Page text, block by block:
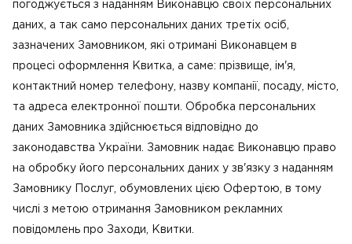
погоджується з наданням Виконавцю своїх персональних
даних, а так само персональних даних третіх осіб,
зазначених Замовником, які отримані Виконавцем в
процесі оформлення Квитка, а саме: прізвище, ім'я,
контактний номер телефону, назву компанії, посаду, місто,
та адреса електронної пошти. Обробка персональних
даних Замовника здійснюється відповідно до
законодавства України. Замовник надає Виконавцю право
на обробку його персональних даних у зв'язку з наданням
Замовнику Послуг, обумовлених цією Офертою, в тому
числі з метою отримання Замовником рекламних
повідомлень про Заходи, Квитки.